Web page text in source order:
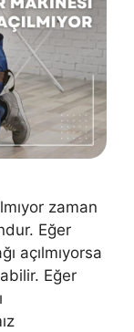
zaman
Eğer
açılmıyorsa
Eğer